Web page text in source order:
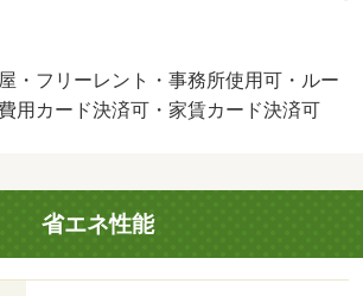
り１６，５００円～・維持費等：くら
／月・フリーレントあり：１ヶ月・駐
料：１．１ヶ月/退去時清掃代 67000
・フリーレント・事務所使用可・ルー
用カード決済可・家賃カード決済可
省エネ性能